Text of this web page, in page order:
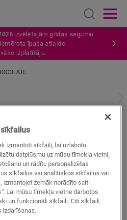
Open
izvēlētajām grīdas segumu
īpaša atlaide.
izplatītāju.
COVER - BLOOM QSVSTRBMP40199
MEKLĒT
izmantoti sīkfaili, lai uzlabotu
datplūsmu uz mūsu tīmekļa vietni,
un rādītu personalizētas
sīkfailus vai analītiskos sīkfailus vai
izmantojot zemāk norādīto saiti
. Lai mūsu tīmekļa vietne darbotos
un funkcionāli sīkfaili. Citi sīkfaili
izdarīšanas.